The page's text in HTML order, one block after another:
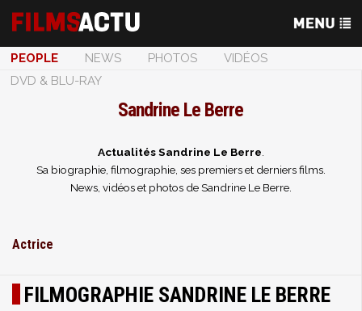
PEOPLE NEWS PHOTOS
VIDÉOS
DVD & BLU-RAY
Sandrine Le Berre
Actualités Sandrine Le Berre
Sa biographie, filmographie, ses premiers et derniers films.
News, vidéos et photos de Sandrine Le Berre.
Actrice
FILMOGRAPHIE SANDRINE LE BERRE